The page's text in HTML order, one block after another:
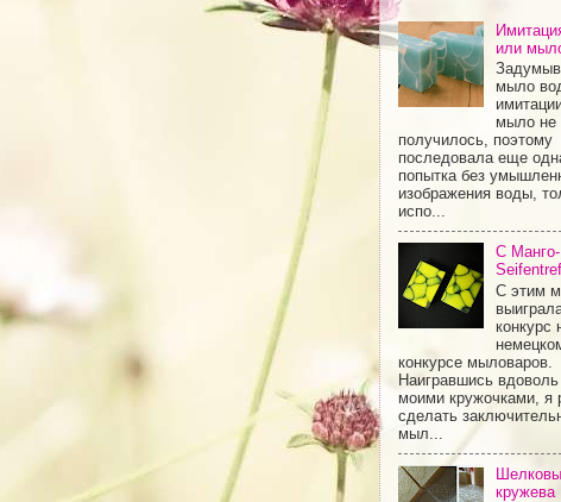
или
мыло
мыло не
получилось, поэтому
последовала еще
попытка без
изображения воды,
испо...
С
С этим
конкурс
конкурсе мыловаров.
Наигравшись вдоволь
моими кружочками, я
сделать
мыл...
кружева